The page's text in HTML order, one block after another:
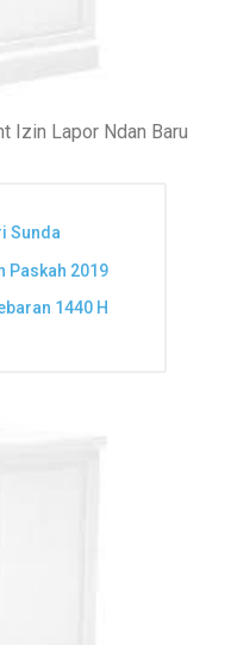
Izin Lapor Ndan Baru
Sunda
Paskah 2019
1440 H